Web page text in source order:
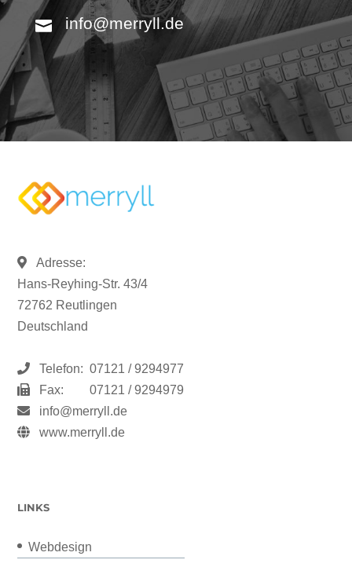
info@merryll.de
Adresse:
Hans-Reyhing-Str. 43/4
72762 Reutlingen
Deutschland
Telefon: 07121 / 9294977
Fax:
07121 / 9294979
info@merryll.de
www.merryll.de
LINKS
Webdesign